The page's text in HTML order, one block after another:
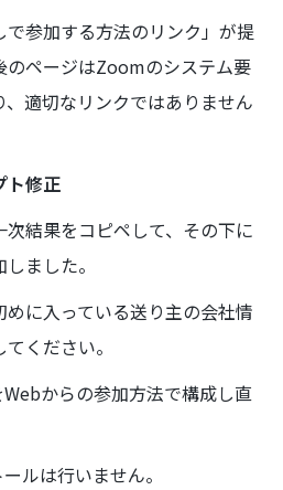
で参加する方法のリンク」が提
のページはZoomのシステム要
適切なリンクではありません
ト修正
結果をコピペして、その下に
ました。
めに入っている送り主の会社情
ください。
からの参加方法で構成し直
ルは行いません。